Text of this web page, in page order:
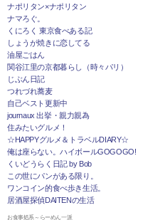
ナポリタン×ナポリタン
ナマろぐ。
くにろく 東京食べある記
しょうが焼きに恋してる
油屋ごはん
関谷江里の京都暮らし（時々パリ）
じぶん日記
つれづれ蕎麦
自己ベスト更新中
journaux 出挙・親力親為
住みたいグルメ！
☆HAPPYグルメ＆トラベルDIARY☆
俺は座らない。ハイボールGOGOGO!
くいどうらく日記 by Bob
この世にパンがある限り。
ワンコイン的食べ歩き生活。
居酒屋探偵DAITENの生活
お食事処系～らーめん一派